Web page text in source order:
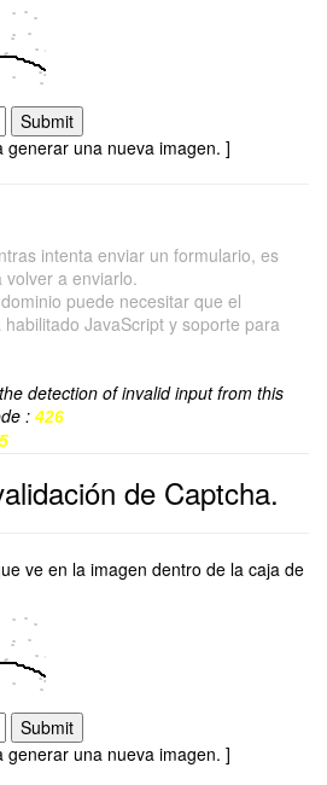
una nueva imagen. ]
intenta enviar un formulario, es
volver a enviarlo.
puede necesitar que el
JavaScript y soporte para
detection of invalid input from this
: 426
5
de Captcha.
ve en la imagen dentro de la caja de
una nueva imagen. ]